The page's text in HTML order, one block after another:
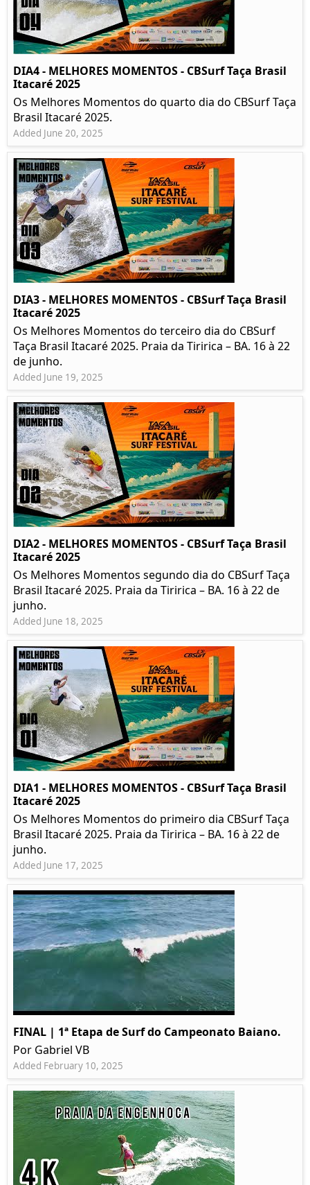
DIA4 - MELHORES MOMENTOS - CBSurf Taça Brasil
Itacaré 2025
Os Melhores Momentos do quarto dia do CBSurf Taça
Brasil Itacaré 2025.
Added June 20, 2025
DIA3 - MELHORES MOMENTOS - CBSurf Taça Brasil
Itacaré 2025
Os Melhores Momentos do terceiro dia do CBSurf
Taça Brasil Itacaré 2025. Praia da Tiririca – BA. 16 à 22
de junho.
Added June 19, 2025
DIA2 - MELHORES MOMENTOS - CBSurf Taça Brasil
Itacaré 2025
Os Melhores Momentos segundo dia do CBSurf Taça
Brasil Itacaré 2025. Praia da Tiririca – BA. 16 à 22 de
junho.
Added June 18, 2025
DIA1 - MELHORES MOMENTOS - CBSurf Taça Brasil
Itacaré 2025
Os Melhores Momentos do primeiro dia CBSurf Taça
Brasil Itacaré 2025. Praia da Tiririca – BA. 16 à 22 de
junho.
Added June 17, 2025
FINAL | 1ª Etapa de Surf do Campeonato Baiano.
Por Gabriel VB
Added February 10, 2025